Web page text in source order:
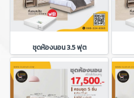
ชุดห้องนอน 3.5 ฟุต